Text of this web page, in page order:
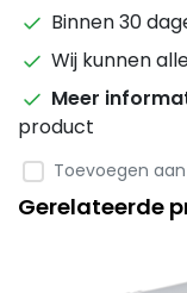
Binnen 30
Wij kunnen
Meer
product
Toevoegen
Gerelateerde